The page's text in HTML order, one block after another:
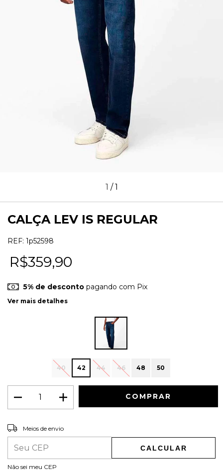
1 /1
CALÇA LEV IS REGULAR
REF: 1p52598
R$359,90
5% de desconto pagando com Pix
Ver mais detalhes
40 42 44 46 48 50
Entregas para o CEP:
Meios de envio
CALCULAR
Não sei meu CEP